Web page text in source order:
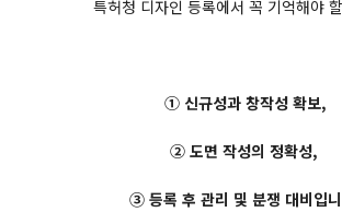
특허청 디자인 등록에서 꼭 기억해야
① 신규성과 창작성 확보,
② 도면 작성의 정확성,
③ 등록 후 관리 및 분쟁 대비입